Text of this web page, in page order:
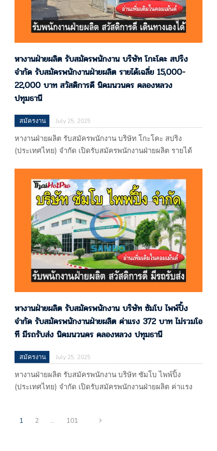
หางานฝ่ายผลิต รับสมัครพนักงาน บริษัท โกะโคะ สปริง
จำกัด รับสมัครพนักงานฝ่ายผลิต รายได้เฉลี่ย 15,000-
22,000 บาท สวัสดิการดี นิคมนวนคร คลองหลวง
ปทุมธานี
สมัครงาน July 25, 2025
หางานฝ่ายผลิต รับสมัครพนักงาน บริษัท โกะโคะ สปริง
(ประเทศไทย) จำกัด เปิดรับสมัครพนักงานฝ่ายผลิต รายได้
(ประเทศไทย) จำกัด 60/109 หมู่ 19 นิคมอุตสาหกรรมนวนคร
ซอยนวนคร 2 ถนนพหลโยธิน ตำบลคลองหนึ่ง อำเภอ
คลองหลวง จังหวัดปทุมธานี 12120 (ผลิตและจำหน่ายขดลวด
สปริง) แผนที่
: https://maps.app.goo.gl/b2srccVWMjZhLFDo9 รับโดย :
หางานฝ่ายผลิต รับสมัครพนักงาน บริษัท ซัมโบ ไพพ์ปิ้ง
จำกัด รับสมัครพนักงานฝ่ายผลิต ค่าแรง 372 บาท ไม่รวมโอ
ที มีรถรับส่ง นิคมนวนคร คลองหลวง ปทุมธานี
สมัครงาน July 25, 2025
หางานฝ่ายผลิต รับสมัครพนักงาน บริษัท ซัมโบ ไพพ์ปิ้ง
(ประเทศไทย) จำกัด เปิดรับสมัครพนักงานฝ่ายผลิต ค่าแรง
จำกัด 55/188 หมู่ที่ 13 ตำบลคลองหนึ่ง อำเภอคลองหลวง
1 2 … 101